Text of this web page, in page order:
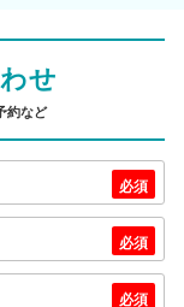
せ
約など